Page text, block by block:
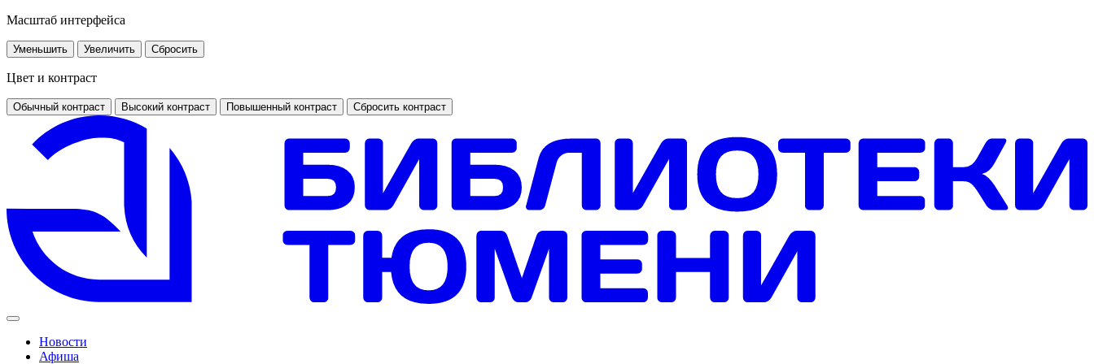
Масштаб интерфейса
Уменьшить Увеличить Сбросить
Цвет и контраст
Обычный контраст Высокий контраст Повышенный контраст Сбросить контраст
Новости
Афиша